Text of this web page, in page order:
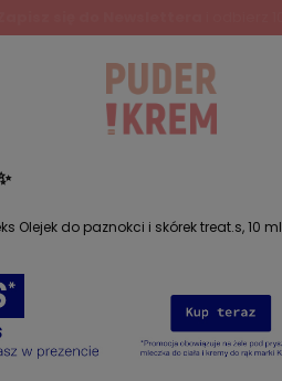
Olejek do paznokci i skórek treat.s, 10 ml